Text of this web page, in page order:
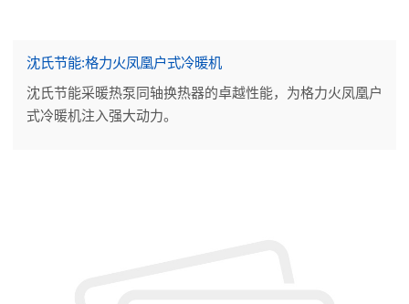
沈氏节能:格力火凤凰户式冷暖机
沈氏节能采暖热泵同轴换热器的卓越性能，为格力火凤凰户
式冷暖机注入强大动力。